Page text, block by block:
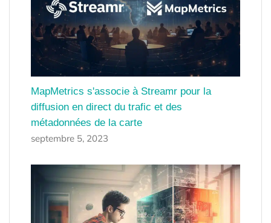
MapMetrics s'associe à Streamr pour la
diffusion en direct du trafic et des
métadonnées de la carte
septembre 5, 2023